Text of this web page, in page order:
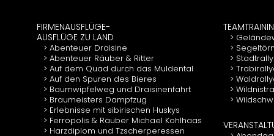
FIRMENAUSFLÜGE-
AUSFLÜGE ZU LAND
Abenteuer Draisine
Abenteuer Räuber & Ritter
Auf dem Quad durch das Muldental
Auf den Spuren des Bieres
Baumwipfelweg und Draisinenfahrt
Braumeisters Dampfzug
Erlebnisse mit sibirischen Huskys
Ferropolis & Räuber Michael Kohlhaas
Harzdiplom und Tzscherperessen